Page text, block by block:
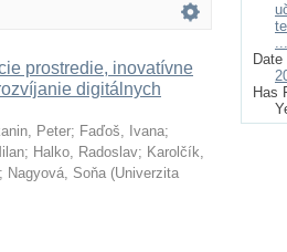
prostredie, inovatívne
digitálnych
Peter; Faďoš, Ivana;
; Halko, Radoslav; Karolčík,
; Nagyová, Soňa (Univerzita
Has